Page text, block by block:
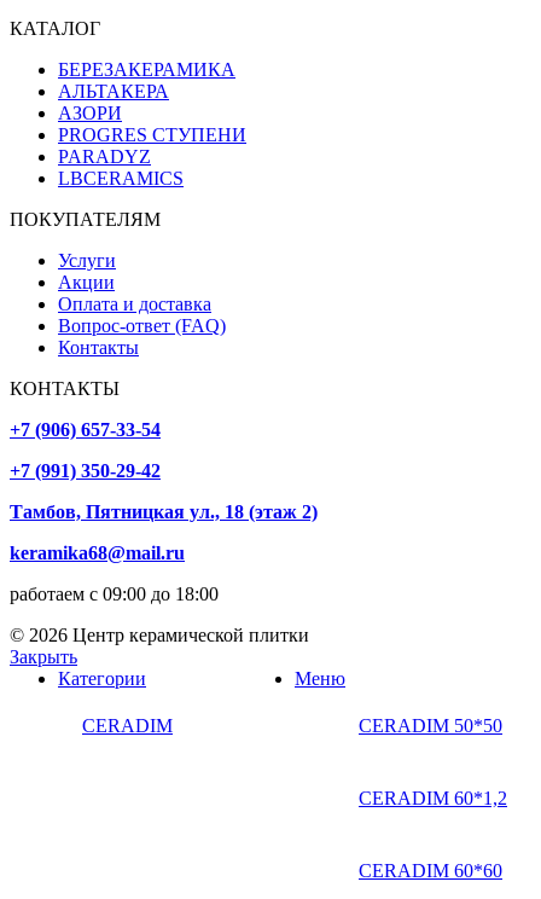
КАТАЛОГ
БЕРЕЗАКЕРАМИКА
АЛЬТАКЕРА
АЗОРИ
PROGRES СТУПЕНИ
PARADYZ
LBCERAMICS
ПОКУПАТЕЛЯМ
Услуги
Акции
Оплата и доставка
Вопрос-ответ (FAQ)
Контакты
КОНТАКТЫ
+7 (906) 657-33-54
+7 (991) 350-29-42
Тамбов, Пятницкая ул., 18 (этаж 2)
keramika68@mail.ru
работаем с 09:00 до 18:00
© 2026 Центр керамической плитки
Закрыть
Меню
Категории
CERADIM CERADIM 50*50
CERADIM 60*1,2
CERADIM 60*60